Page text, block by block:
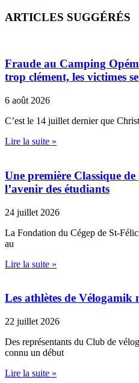
ARTICLES SUGGÉRÉS
Fraude au Camping
trop clément, les victimes
6 août 2026
C’est le 14 juillet dernier que
Lire la suite »
Une première Classique
l’avenir des étudiants
24 juillet 2026
La Fondation du Cégep de St-
au
Lire la suite »
Les athlètes de
22 juillet 2026
Des représentants du Club de
connu un début
Lire la suite »